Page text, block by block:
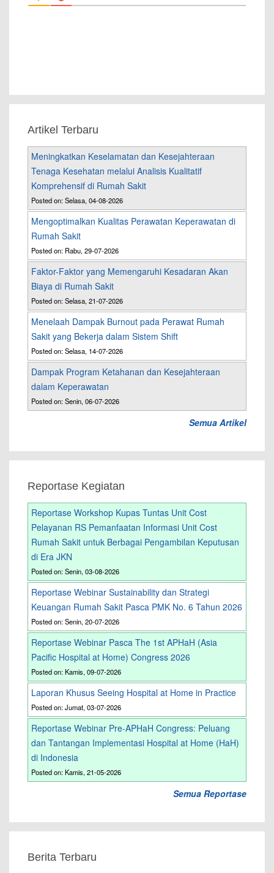
Artikel Terbaru
Meningkatkan Keselamatan dan Kesejahteraan
Tenaga Kesehatan melalui Analisis Kualitatif
Komprehensif di Rumah Sakit
Posted on: Selasa, 04-08-2026
Mengoptimalkan Kualitas Perawatan Keperawatan di
Rumah Sakit
Posted on: Rabu, 29-07-2026
Faktor-Faktor yang Memengaruhi Kesadaran Akan
Biaya di Rumah Sakit
Posted on: Selasa, 21-07-2026
Menelaah Dampak Burnout pada Perawat Rumah
Sakit yang Bekerja dalam Sistem Shift
Posted on: Selasa, 14-07-2026
Dampak Program Ketahanan dan Kesejahteraan
dalam Keperawatan
Posted on: Senin, 06-07-2026
Semua Artikel
Reportase Kegiatan
Reportase Workshop Kupas Tuntas Unit Cost
Pelayanan RS Pemanfaatan Informasi Unit Cost
Rumah Sakit untuk Berbagai Pengambilan Keputusan
di Era JKN
Posted on: Senin, 03-08-2026
Reportase Webinar Sustainability dan Strategi
Keuangan Rumah Sakit Pasca PMK No. 6 Tahun 2026
Posted on: Senin, 20-07-2026
Reportase Webinar Pasca The 1st APHaH (Asia
Pacific Hospital at Home) Congress 2026
Posted on: Kamis, 09-07-2026
Laporan Khusus Seeing Hospital at Home in Practice
Posted on: Jumat, 03-07-2026
Reportase Webinar Pre-APHaH Congress: Peluang
dan Tantangan Implementasi Hospital at Home (HaH)
di Indonesia
Posted on: Kamis, 21-05-2026
Semua Reportase
Berita Terbaru